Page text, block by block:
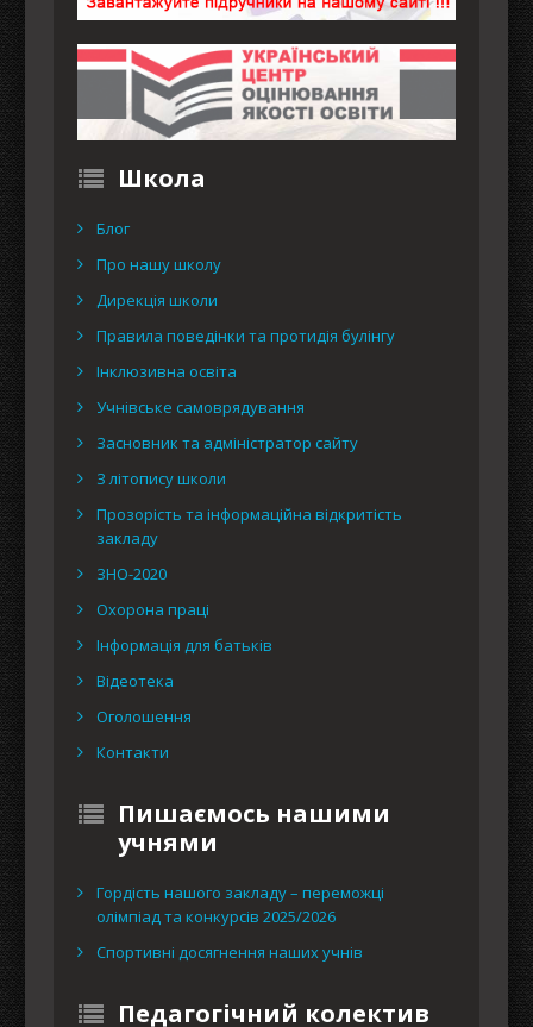
Школа
Блог
Про нашу школу
Дирекція школи
Правила поведінки та протидія булінгу
Інклюзивна освіта
Учнівське самоврядування
Засновник та адміністратор сайту
З літопису школи
Прозорість та інформаційна відкритість
закладу
ЗНО-2020
Охорона праці
Інформація для батьків
Відеотека
Оголошення
Контакти
Пишаємось нашими
учнями
Гордість нашого закладу – переможці
олімпіад та конкурсів 2025/2026
Спортивні досягнення наших учнів
Педагогічний колектив